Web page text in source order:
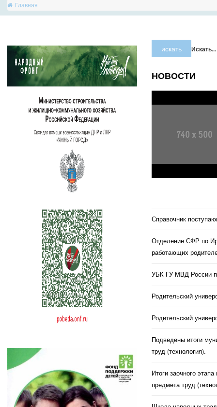
Главная
искать Искать...
НОВОСТИ
Справочник
Отделение СФР по
работающих
УБК ГУ МВД России
Родительский
Родительский
Подведены итоги
труд (технология).
Итоги заочного
предмета труд